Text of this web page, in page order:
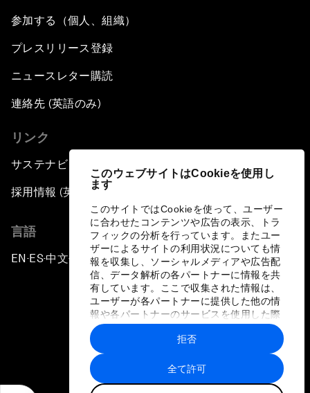
このウェブサイトはCookieを使用し
ます
このサイトではCookieを使って、ユーザー
に合わせたコンテンツや広告の表示、トラ
フィックの分析を行っています。またユー
ザーによるサイトの利用状況についても情
報を収集し、ソーシャルメディアや広告配
信、データ解析の各パートナーに情報を共
有しています。ここで収集された情報は、
ユーザーが各パートナーに提供した他の情
報や各パートナーのサービスを使用した際
に収集された情報と組み合わされ、各パー
トナーによって使用されることがありま
す。
全て許可
拒否
参加する（個人、組織）
プレスリリース登録
ニュースレター購読
連絡先 (英語のみ)
リンク
サステナビリティへの取り組み
採用情報 (英語のみ)
言語
EN ▪ES▪中文▪ 日本語
プライバシーポリシーと利用規約
サイトマップ